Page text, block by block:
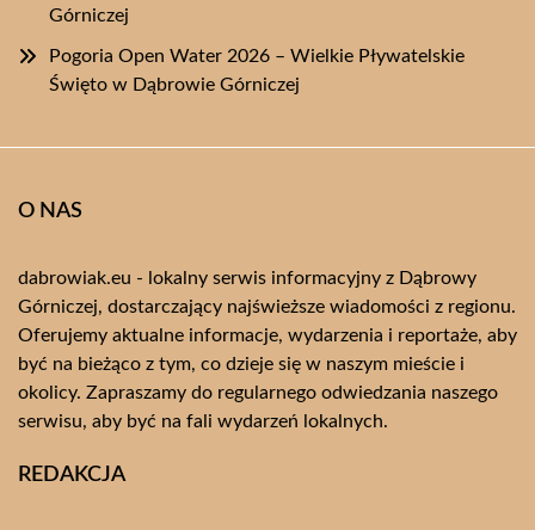
Górniczej
Pogoria Open Water 2026 – Wielkie Pływatelskie
Święto w Dąbrowie Górniczej
O NAS
dabrowiak.eu - lokalny serwis informacyjny z Dąbrowy
Górniczej, dostarczający najświeższe wiadomości z regionu.
Oferujemy aktualne informacje, wydarzenia i reportaże, aby
być na bieżąco z tym, co dzieje się w naszym mieście i
okolicy. Zapraszamy do regularnego odwiedzania naszego
serwisu, aby być na fali wydarzeń lokalnych.
REDAKCJA